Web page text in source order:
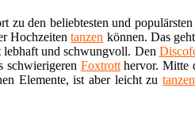
zu den beliebtesten und
Hochzeitentanzen können. Das
und schwungvoll. Den
schwierigeren Foxtrotthervor. Mitte
Elemente, ist aber leicht zutanzen